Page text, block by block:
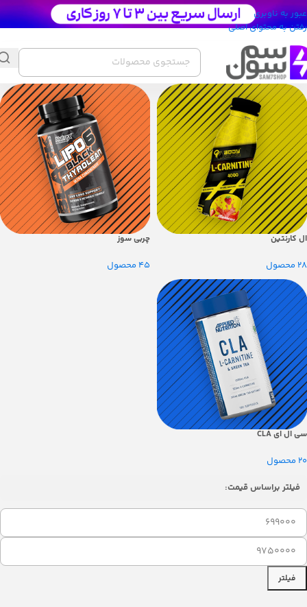
عبور به ناوبری
رفتن به محتوای اصلی
ال کارنتین
28 محصول
چربی سوز
45 محصول
سی ال ای CLA
20 محصول
فیلتر براساس قیمت:
فیلتر